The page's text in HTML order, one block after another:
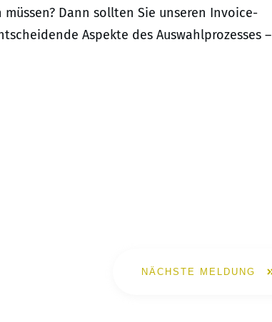
Dann sollten Sie unseren Invoice-
Aspekte des Auswahlprozesses –
NÄCHSTE MELDUNG